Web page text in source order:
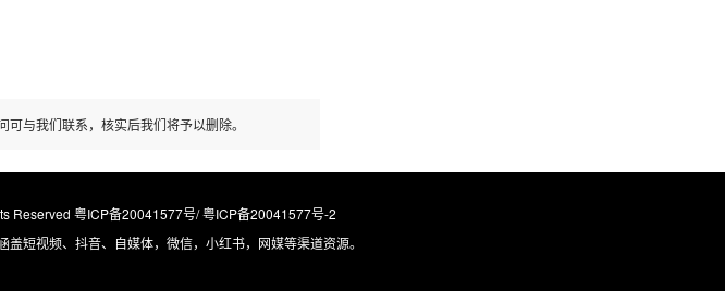
与我们联系，核实后我们将予以删除。
Reserved 粤ICP备20041577号/ 粤ICP备20041577号-2
短视频、抖音、自媒体，微信，小红书，网媒等渠道资源。